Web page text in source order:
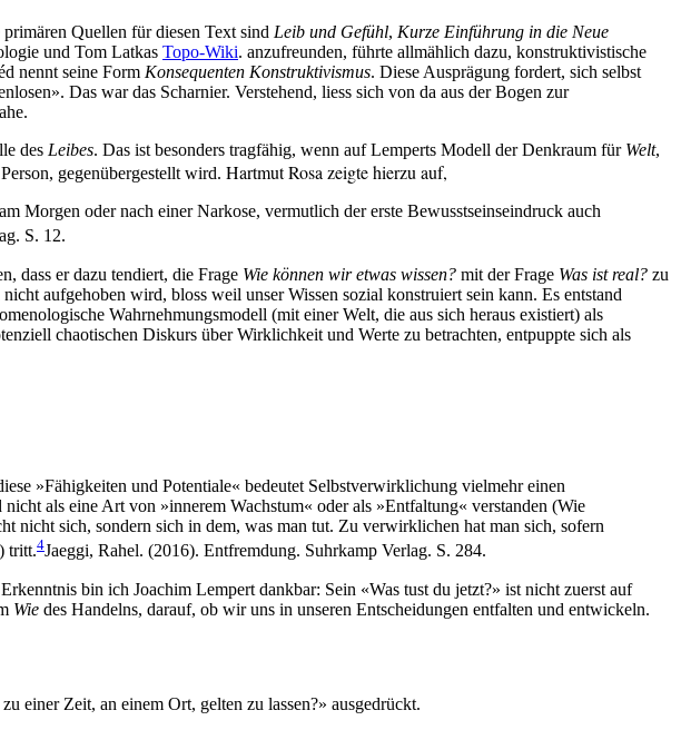
Quellen für diesen Text sind Leib und Gefühl, Kurze Einführung in die Neue
und Tom Latkas Topo-Wiki. anzufreunden, führte allmählich dazu, konstruktivistische
nennt seine Form Konsequenten Konstruktivismus. Diese Ausprägung fordert, sich selbst
Das war das Scharnier. Verstehend, liess sich von da aus der Bogen zur
des Leibes. Das ist besonders tragfähig, wenn auf Lemperts Modell der Denkraum für Welt,
gegenübergestellt wird. Hartmut Rosa zeigte hierzu auf,
Morgen oder nach einer Narkose, vermutlich der erste Bewusstseinseindruck auch
S. 12.
dass er dazu tendiert, die Frage Wie können wir etwas wissen? mit der Frage Was ist real? zu
aufgehoben wird, bloss weil unser Wissen sozial konstruiert sein kann. Es entstand
Wahrnehmungsmodell (mit einer Welt, die aus sich heraus existiert) als
chaotischen Diskurs über Wirklichkeit und Werte zu betrachten, entpuppte sich als
»Fähigkeiten und Potentiale« bedeutet Selbstverwirklichung vielmehr einen
als eine Art von »innerem Wachstum« oder als »Entfaltung« verstanden (Wie
nicht sich, sondern sich in dem, was man tut. Zu verwirklichen hat man sich, sofern
tritt.4Jaeggi, Rahel. (2016). Entfremdung. Suhrkamp Verlag. S. 284.
bin ich Joachim Lempert dankbar: Sein «Was tust du jetzt?» ist nicht zuerst auf
Wie des Handelns, darauf, ob wir uns in unseren Entscheidungen entfalten und entwickeln.
einer Zeit, an einem Ort, gelten zu lassen?» ausgedrückt.